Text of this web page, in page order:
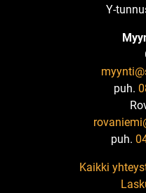
Y-
puh.
puh.
Kaikki